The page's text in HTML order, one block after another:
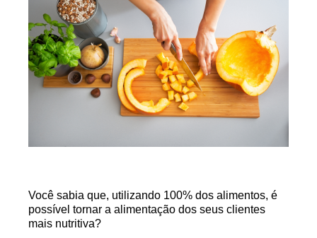
Você sabia que, utilizando 100% dos alimentos, é
possível tornar a alimentação dos seus clientes
mais nutritiva?